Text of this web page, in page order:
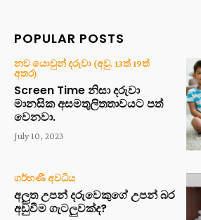
POPULAR POSTS
නව යොවුන් දරුවා (අවු. 13ත් 19ත්
අතර)
Screen Time නිසා දරුවා
මානසික අසමතුලිතතාවයට පත්
වෙනවා.
July 10, 2023
ගර්භණී අවධිය
අලුත උපන් දරුවෙකුගේ උපන් බර
අඩුවීම ගැටලුවක්ද?